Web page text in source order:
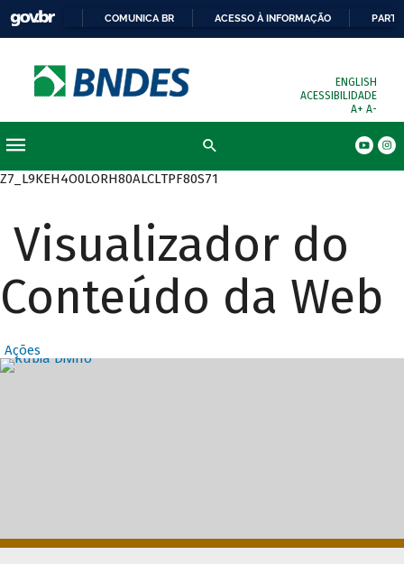
COMUNICA BR ACESSO À INFORMAÇÃO
ENGLISH
ACESSIBILIDADE
A+ A-
Z7_L9KEH4O0LORH80ALCLTPF80S71
Visualizador do
Conteúdo da Web
Ações
Destaques